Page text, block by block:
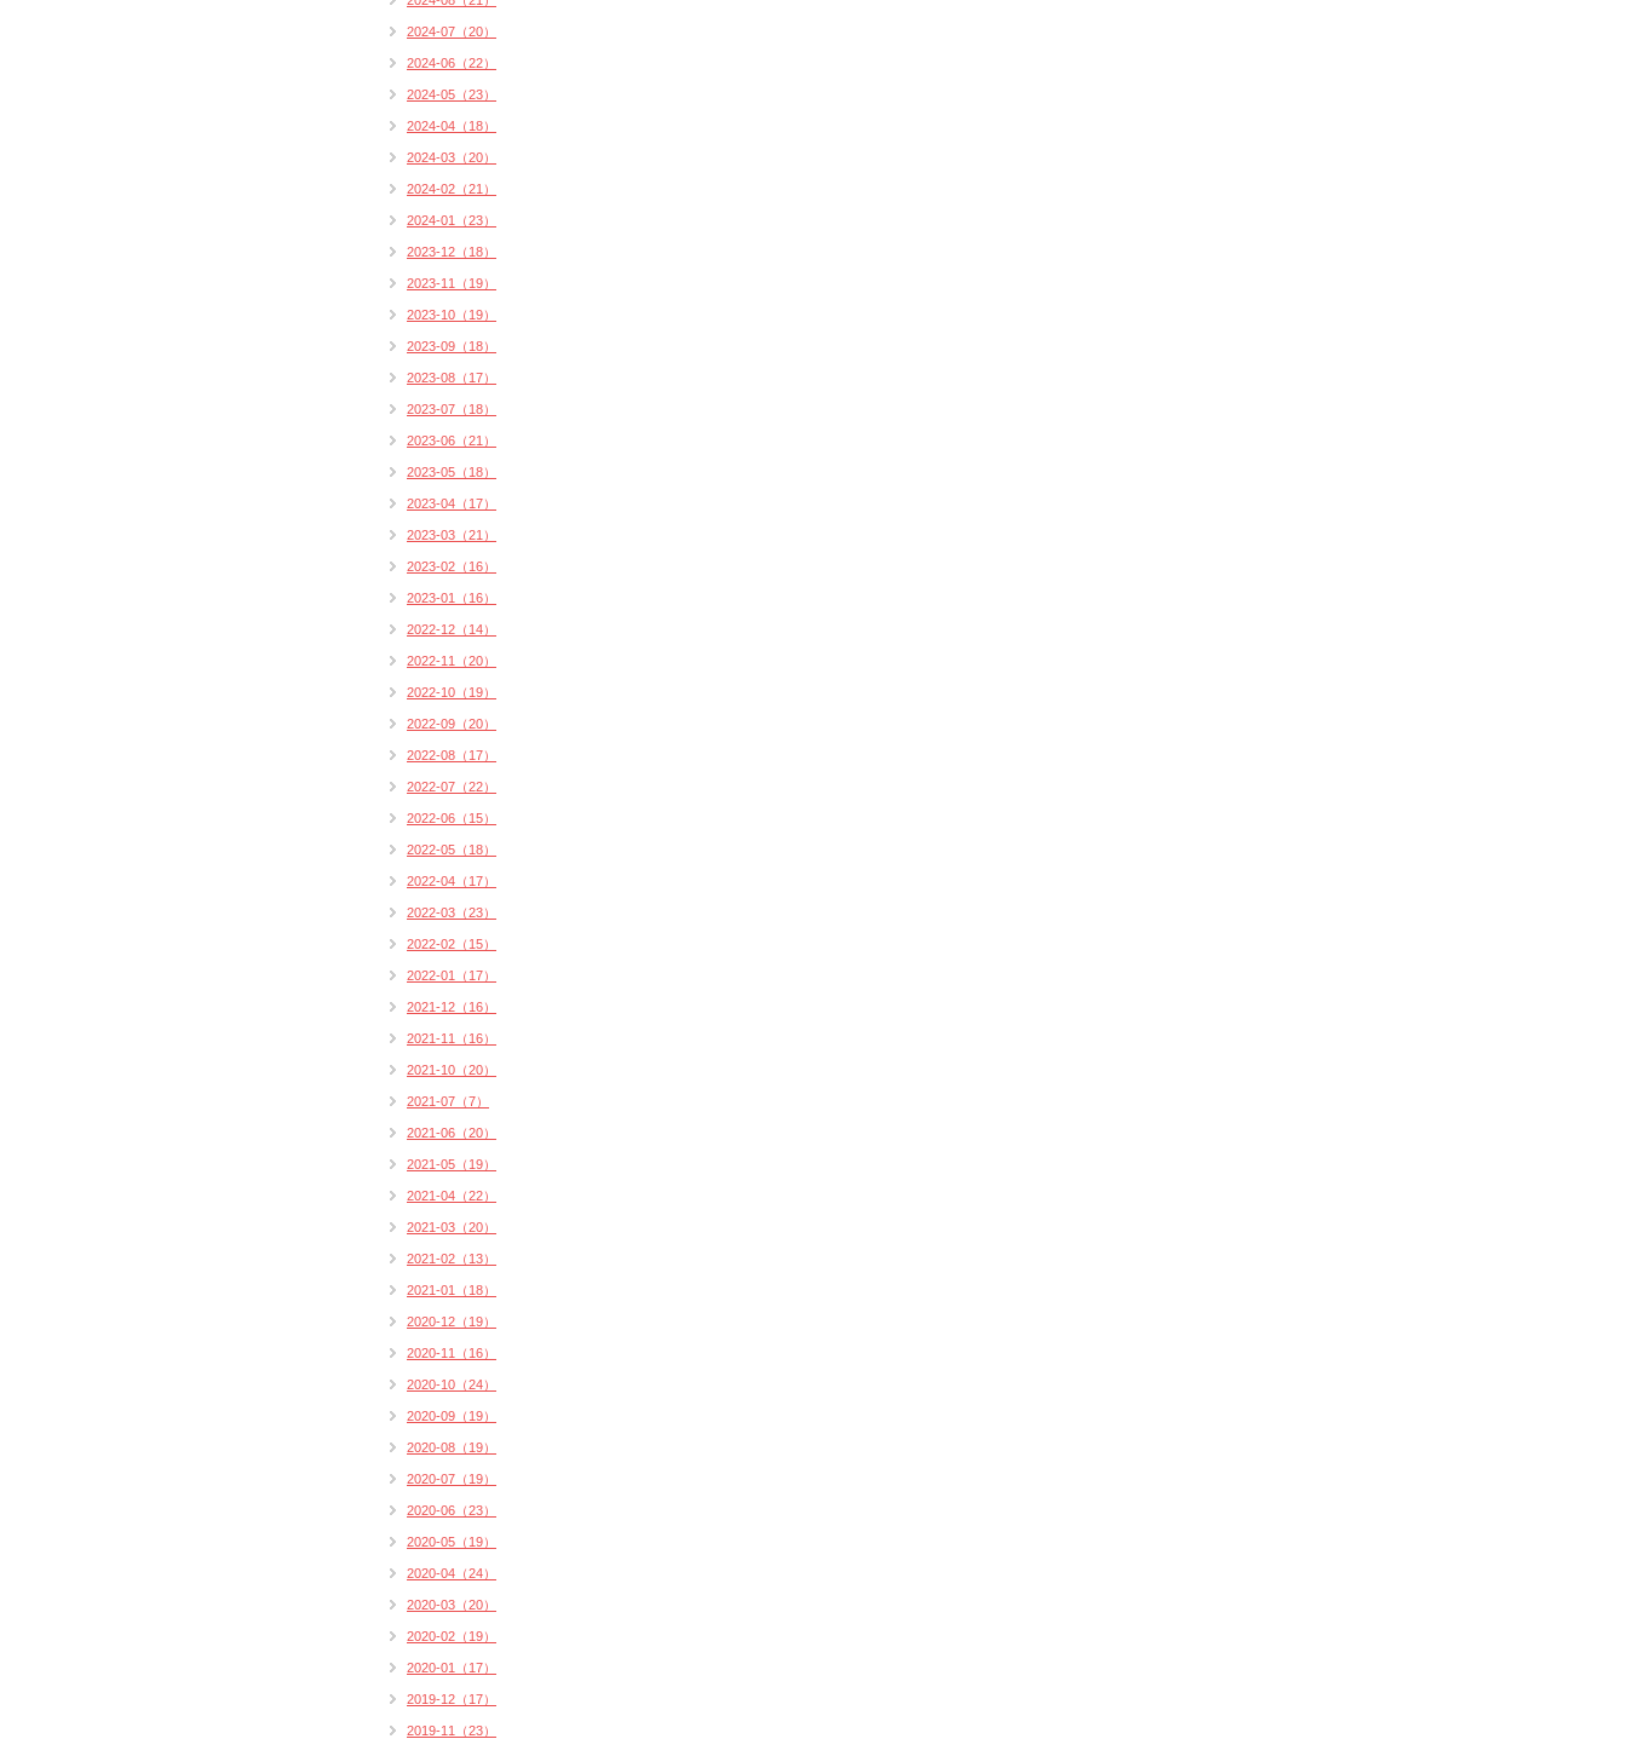
2024-07（20）
2024-06（22）
2024-05（23）
2024-04（18）
2024-03（20）
2024-02（21）
2024-01（23）
2023-12（18）
2023-11（19）
2023-10（19）
2023-09（18）
2023-08（17）
2023-07（18）
2023-06（21）
2023-05（18）
2023-04（17）
2023-03（21）
2023-02（16）
2023-01（16）
2022-12（14）
2022-11（20）
2022-10（19）
2022-09（20）
2022-08（17）
2022-07（22）
2022-06（15）
2022-05（18）
2022-04（17）
2022-03（23）
2022-02（15）
2022-01（17）
2021-12（16）
2021-11（16）
2021-10（20）
2021-07（7）
2021-06（20）
2021-05（19）
2021-04（22）
2021-03（20）
2021-02（13）
2021-01（18）
2020-12（19）
2020-11（16）
2020-10（24）
2020-09（19）
2020-08（19）
2020-07（19）
2020-06（23）
2020-05（19）
2020-04（24）
2020-03（20）
2020-02（19）
2020-01（17）
2019-12（17）
2019-11（23）